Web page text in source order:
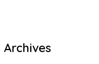
Archives